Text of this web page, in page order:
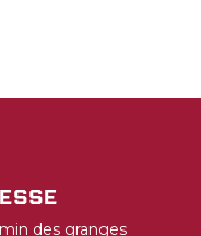
des granges